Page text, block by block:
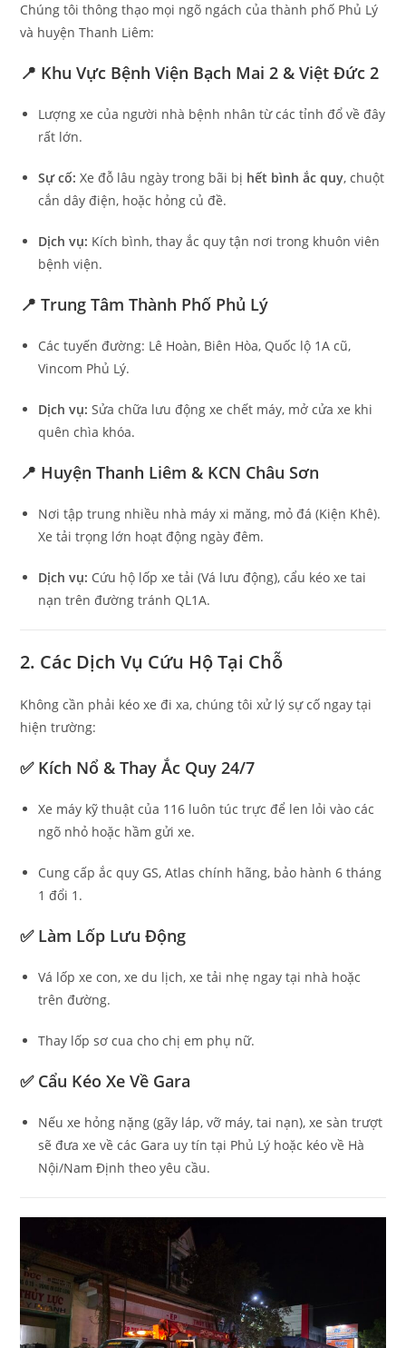
Chúng tôi thông thạo mọi ngõ ngách của thành phố Phủ Lý
và huyện Thanh Liêm:
📍 Khu Vực Bệnh Viện Bạch Mai 2 & Việt Đức 2
Lượng xe của người nhà bệnh nhân từ các tỉnh đổ về đây
rất lớn.
Sự cố: Xe đỗ lâu ngày trong bãi bị hết bình ắc quy, chuột
cắn dây điện, hoặc hỏng củ đề.
Dịch vụ: Kích bình, thay ắc quy tận nơi trong khuôn viên
bệnh viện.
📍 Trung Tâm Thành Phố Phủ Lý
Các tuyến đường: Lê Hoàn, Biên Hòa, Quốc lộ 1A cũ,
Vincom Phủ Lý.
Dịch vụ: Sửa chữa lưu động xe chết máy, mở cửa xe khi
quên chìa khóa.
📍 Huyện Thanh Liêm & KCN Châu Sơn
Nơi tập trung nhiều nhà máy xi măng, mỏ đá (Kiện Khê).
Xe tải trọng lớn hoạt động ngày đêm.
Dịch vụ: Cứu hộ lốp xe tải (Vá lưu động), cẩu kéo xe tai
nạn trên đường tránh QL1A.
2. Các Dịch Vụ Cứu Hộ Tại Chỗ
Không cần phải kéo xe đi xa, chúng tôi xử lý sự cố ngay tại
hiện trường:
✅ Kích Nổ & Thay Ắc Quy 24/7
Xe máy kỹ thuật của 116 luôn túc trực để len lỏi vào các
ngõ nhỏ hoặc hầm gửi xe.
Cung cấp ắc quy GS, Atlas chính hãng, bảo hành 6 tháng
1 đổi 1.
✅ Làm Lốp Lưu Động
Vá lốp xe con, xe du lịch, xe tải nhẹ ngay tại nhà hoặc
trên đường.
Thay lốp sơ cua cho chị em phụ nữ.
✅ Cẩu Kéo Xe Về Gara
Nếu xe hỏng nặng (gãy láp, vỡ máy, tai nạn), xe sàn trượt
sẽ đưa xe về các Gara uy tín tại Phủ Lý hoặc kéo về Hà
Nội/Nam Định theo yêu cầu.